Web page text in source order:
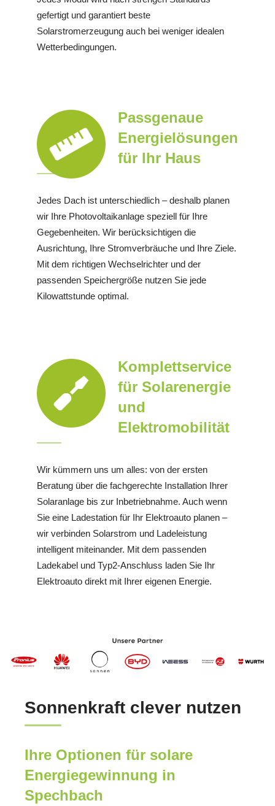
gefertigt und garantiert beste
Solarstromerzeugung auch bei weniger idealen
Wetterbedingungen.
Passgenaue
Energielösungen
für Ihr Haus
Jedes Dach ist unterschiedlich – deshalb planen
wir Ihre Photovoltaikanlage speziell für Ihre
Gegebenheiten. Wir berücksichtigen die
Ausrichtung, Ihre Stromverbräuche und Ihre Ziele.
Mit dem richtigen Wechselrichter und der
passenden Speichergröße nutzen Sie jede
Kilowattstunde optimal.
Komplettservice
für Solarenergie
und
Elektromobilität
Wir kümmern uns um alles: von der ersten
Beratung über die fachgerechte Installation Ihrer
Solaranlage bis zur Inbetriebnahme. Auch wenn
Sie eine Ladestation für Ihr Elektroauto planen –
wir verbinden Solarstrom und Ladeleistung
intelligent miteinander. Mit dem passenden
Ladekabel und Typ2-Anschluss laden Sie Ihr
Elektroauto direkt mit Ihrer eigenen Energie.
Sonnenkraft clever nutzen
Ihre Optionen für solare
Energiegewinnung in
Spechbach